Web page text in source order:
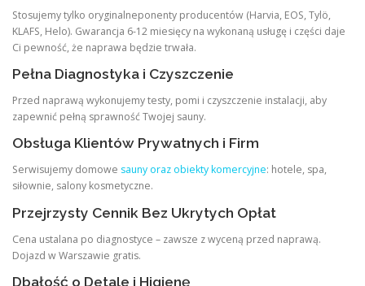
Stosujemy tylko oryginalneponenty producentów (Harvia, EOS, Tylö,
KLAFS, Helo). Gwarancja 6-12 miesięcy na wykonaną usługę i części daje
Ci pewność, że naprawa będzie trwała.
Pełna Diagnostyka i Czyszczenie
Przed naprawą wykonujemy testy, pomi i czyszczenie instalacji, aby
zapewnić pełną sprawność Twojej sauny.
Obsługa Klientów Prywatnych i Firm
Serwisujemy domowe sauny oraz obiekty komercyjne: hotele, spa,
siłownie, salony kosmetyczne.
Przejrzysty Cennik Bez Ukrytych Opłat
Cena ustalana po diagnostyce – zawsze z wyceną przed naprawą.
Dojazd w Warszawie gratis.
Dbałość o Detale i Higienę